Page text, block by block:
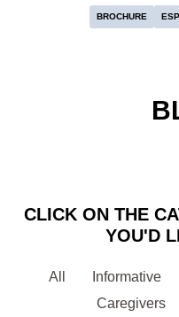
BROCHURE
CLICK ON THE
YOU'D
All Informative
Caregivers